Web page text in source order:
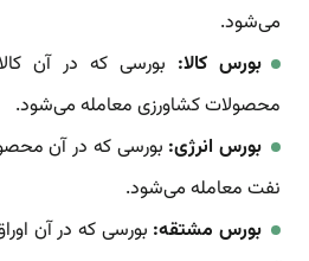
می‌شود.
بورس کالا: بورسی که در آن
محصولات کشاورزی معامله می‌شود.
بورس انرژی: بورسی که در آن
نفت معامله می‌شود.
بورس مشتقه: بورسی که در آن